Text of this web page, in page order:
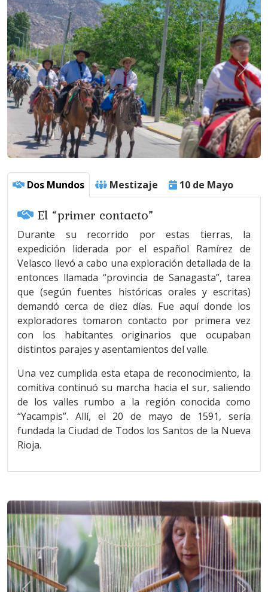
Dos Mundos Mestizaje 10 de Mayo
El “primer contacto”
Durante su recorrido por estas tierras, la
expedición liderada por el español Ramírez de
Velasco llevó a cabo una exploración detallada de la
entonces llamada “provincia de Sanagasta”, tarea
que (según fuentes históricas orales y escritas)
demandó cerca de diez días. Fue aquí donde los
exploradores tomaron contacto por primera vez
con los habitantes originarios que ocupaban
distintos parajes y asentamientos del valle.
Una vez cumplida esta etapa de reconocimiento, la
comitiva continuó su marcha hacia el sur, saliendo
de los valles rumbo a la región conocida como
“Yacampis”. Allí, el 20 de mayo de 1591, sería
fundada la Ciudad de Todos los Santos de la Nueva
Rioja.